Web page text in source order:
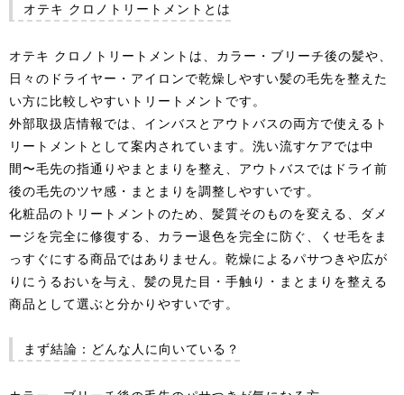
オテキ クロノトリートメントとは
オテキ クロノトリートメントは、カラー・ブリーチ後の髪や、
日々のドライヤー・アイロンで乾燥しやすい髪の毛先を整えた
い方に比較しやすいトリートメントです。
外部取扱店情報では、インバスとアウトバスの両方で使えるト
リートメントとして案内されています。洗い流すケアでは中
間〜毛先の指通りやまとまりを整え、アウトバスではドライ前
後の毛先のツヤ感・まとまりを調整しやすいです。
化粧品のトリートメントのため、髪質そのものを変える、ダメ
ージを完全に修復する、カラー退色を完全に防ぐ、くせ毛をま
っすぐにする商品ではありません。乾燥によるパサつきや広が
りにうるおいを与え、髪の見た目・手触り・まとまりを整える
商品として選ぶと分かりやすいです。
まず結論：どんな人に向いている？